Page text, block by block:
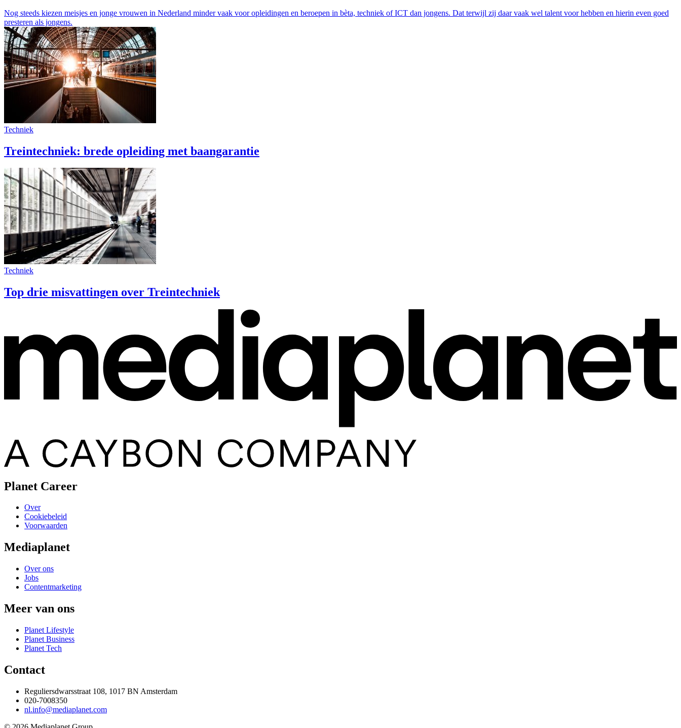
Nog steeds kiezen meisjes en jonge vrouwen in Nederland minder vaak voor opleidingen en beroepen in bèta, techniek of ICT dan jongens. Dat terwijl zij daar vaak wel talent voor hebben en hierin even goed
presteren als jongens.
Techniek
Treintechniek: brede opleiding met baangarantie
Techniek
Top drie misvattingen over Treintechniek
Planet Career
Over
Cookiebeleid
Voorwaarden
Mediaplanet
Over ons
Jobs
Contentmarketing
Meer van ons
Planet Lifestyle
Planet Business
Planet Tech
Contact
Reguliersdwarsstraat 108, 1017 BN Amsterdam
020-7008350
nl.info@mediaplanet.com